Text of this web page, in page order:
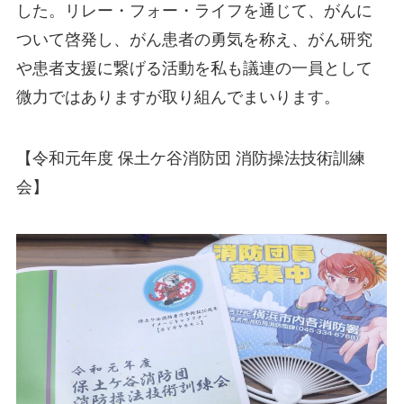
した。リレー・フォー・ライフを通じて、がんに
ついて啓発し、がん患者の勇気を称え、がん研究
や患者支援に繋げる活動を私も議連の一員として
微力ではありますが取り組んでまいります。
【令和元年度 保土ケ谷消防団 消防操法技術訓練
会】